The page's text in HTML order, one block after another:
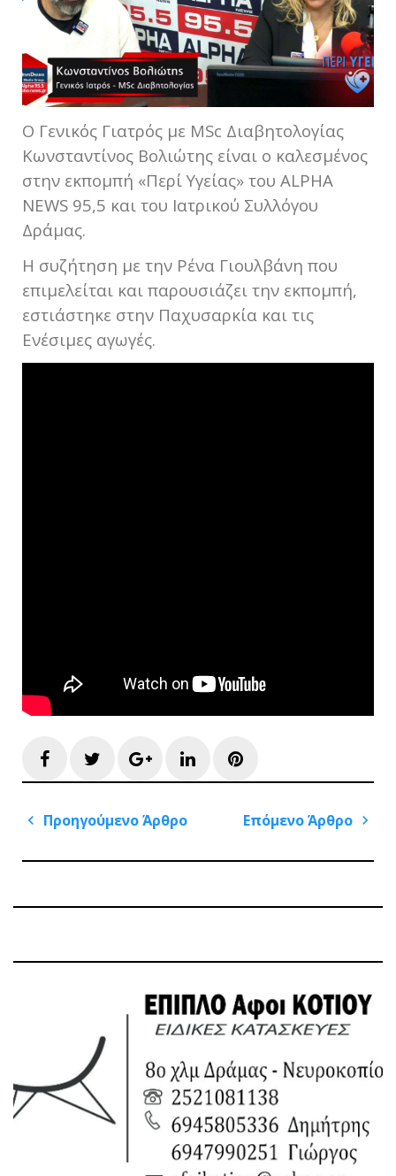
Ο Γενικός Γιατρός με MSc Διαβητολογίας
Κωνσταντίνος Βολιώτης είναι ο καλεσμένος
στην εκπομπή «Περί Υγείας» του ALPHA
NEWS 95,5 και του Ιατρικού Συλλόγου
Δράμας.
Η συζήτηση με την Ρένα Γιουλβάνη που
επιμελείται και παρουσιάζει την εκπομπή,
εστιάστηκε στην Παχυσαρκία και τις
Ενέσιμες αγωγές.
FacebookTwitterGoogle+LinkedInPinterest
Πλοήγηση
Προηγούμενο Άρθρο
Επόμενο Άρθρο